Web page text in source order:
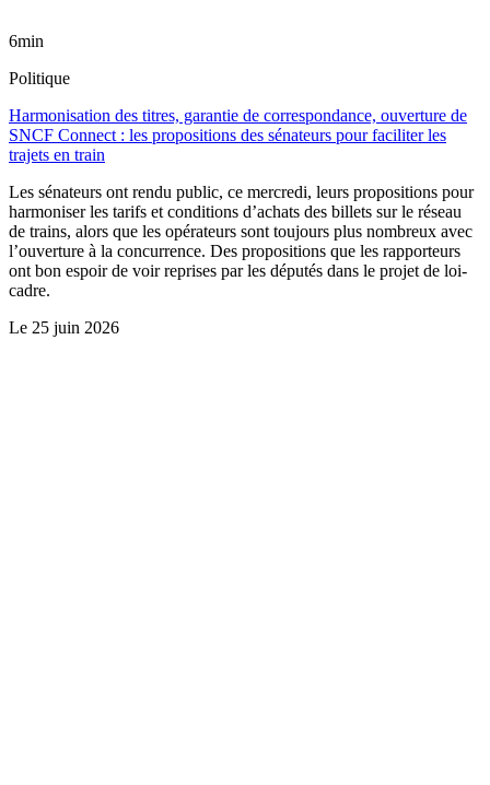
6min
Politique
Harmonisation des titres, garantie de correspondance, ouverture de
SNCF Connect : les propositions des sénateurs pour faciliter les
trajets en train
Les sénateurs ont rendu public, ce mercredi, leurs propositions pour
harmoniser les tarifs et conditions d’achats des billets sur le réseau
de trains, alors que les opérateurs sont toujours plus nombreux avec
l’ouverture à la concurrence. Des propositions que les rapporteurs
ont bon espoir de voir reprises par les députés dans le projet de loi-
cadre.
Le 25 juin 2026